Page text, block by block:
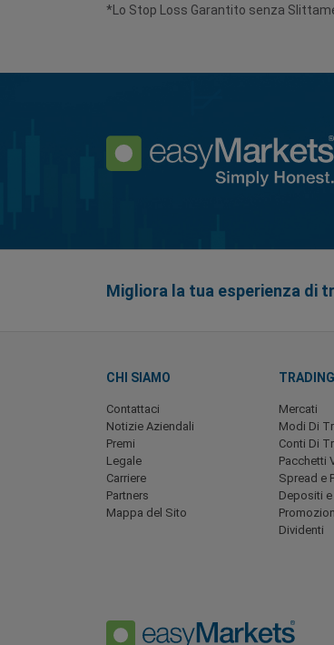
*Lo Stop Loss Garantito senza
Migliora la tua esperienza di
CHI SIAMO
Contattaci
Notizie Aziendali
Premi
Legale
Carriere
Partners
Mappa del Sito
TRADING
Mercati
Modi Di
Conti Di
Pacchetti
Spread e
Depositi e
Dividenti